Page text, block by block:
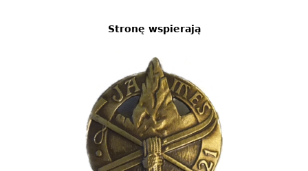
Stronę wspierają